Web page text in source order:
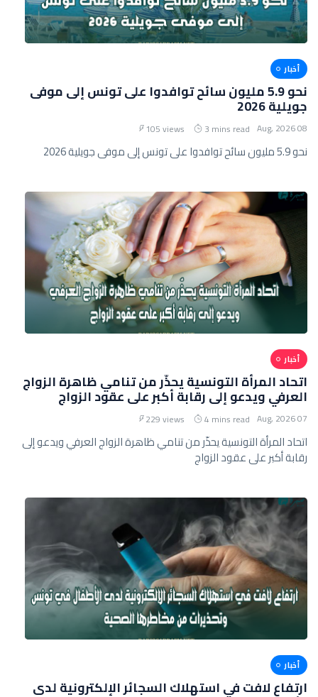
أخبار
نحو 5.9 مليون سائح توافدوا على تونس إلى موفى
جويلية 2026
08 Aug, 2026
3 mins read
105 views
نحو 5.9 مليون سائح توافدوا على تونس إلى موفى جويلية 2026
أخبار
اتحاد المرأة التونسية يحذّر من تنامي ظاهرة الزواج
العرفي ويدعو إلى رقابة أكبر على عقود الزواج
07 Aug, 2026
4 mins read
229 views
اتحاد المرأة التونسية يحذّر من تنامي ظاهرة الزواج العرفي ويدعو إلى
رقابة أكبر على عقود الزواج
أخبار
ارتفاع لافت في استهلاك السجائر الإلكترونية لدى